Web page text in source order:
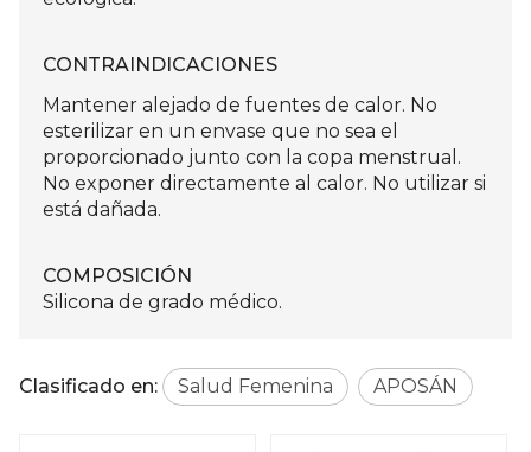
CONTRAINDICACIONES
Mantener alejado de fuentes de calor. No
esterilizar en un envase que no sea el
proporcionado junto con la copa menstrual.
No exponer directamente al calor. No utilizar si
está dañada.
COMPOSICIÓN
Silicona de grado médico.
Clasificado en: Salud Femenina APOSÁN